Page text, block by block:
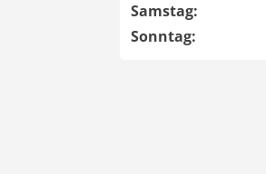
Samstag:
Sonntag: